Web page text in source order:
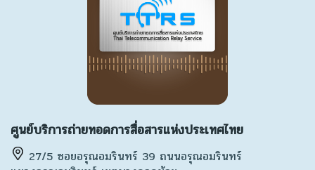
ศูนย์บริการถ่ายทอดการสื่อสารแห่งประเทศไทย
27/5 ซอยอรุณอมรินทร์ 39 ถนนอรุณอมรินทร์